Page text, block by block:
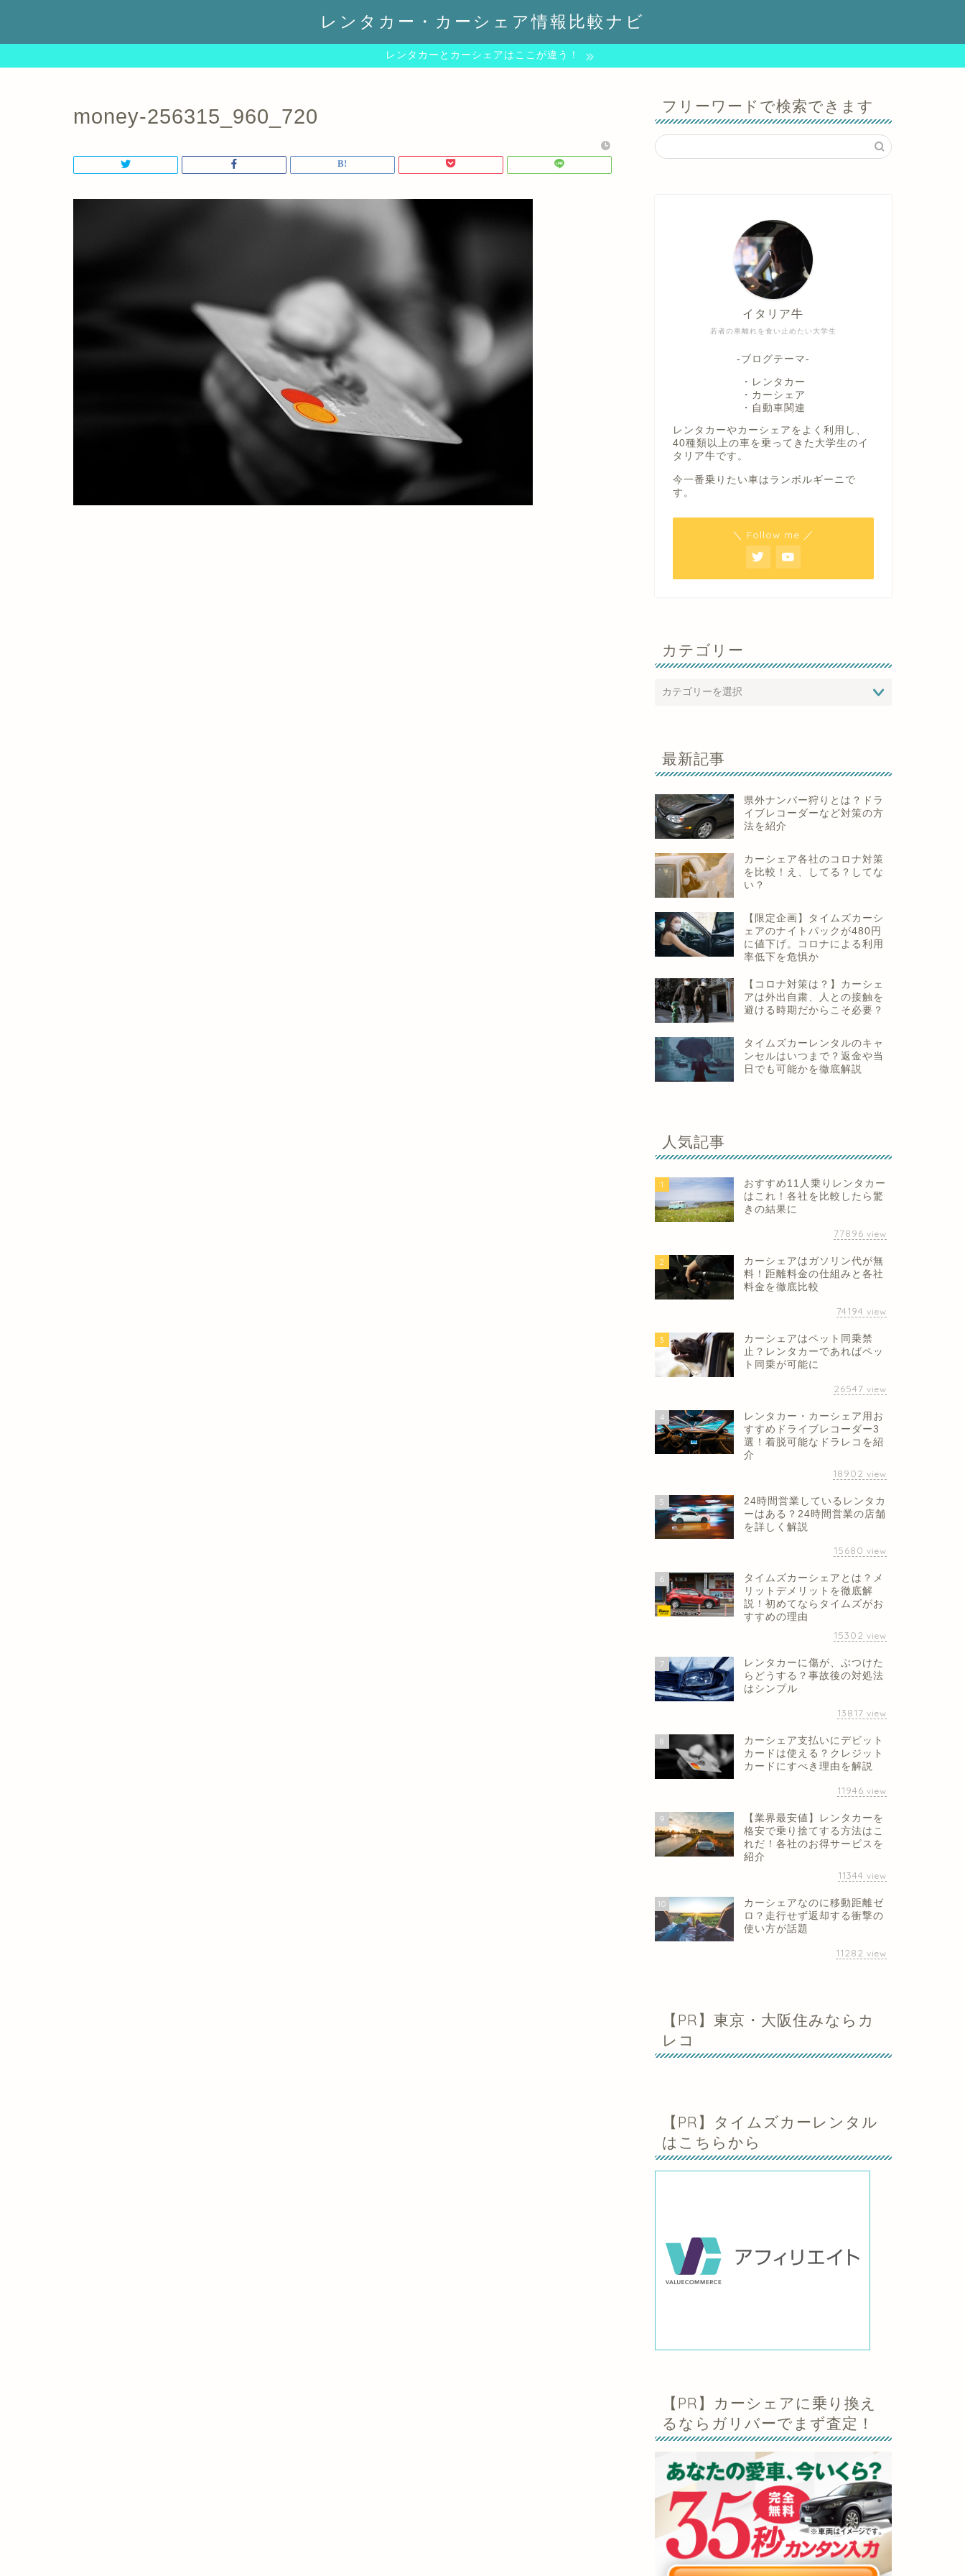
レンタカー・カーシェア情報比較ナビ
レンタカーとカーシェアはここが違う！
money-256315_960_720 フリーワードで検索できます
若者の車離れを食い止めたい大学生
イタリア牛
-ブログテーマ-
・レンタカー
・カーシェア
・自動車関連
レンタカーやカーシェアをよく利用し、
40種類以上の車を乗ってきた大学生のイ
タリア牛です。
今一番乗りたい車はランボルギーニで
す。
＼ Follow me ／
カテゴリー
最新記事
県外ナンバー狩りとは？ドラ
イブレコーダーなど対策の方
法を紹介
カーシェア各社のコロナ対策
を比較！え、してる？してな
い？
【限定企画】タイムズカーシ
ェアのナイトパックが480円
に値下げ。コロナによる利用
率低下を危惧か
【コロナ対策は？】カーシェ
アは外出自粛、人との接触を
避ける時期だからこそ必要？
タイムズカーレンタルのキャ
ンセルはいつまで？返金や当
日でも可能かを徹底解説
人気記事
1
おすすめ11人乗りレンタカー
はこれ！各社を比較したら驚
きの結果に
77896 view
2
カーシェアはガソリン代が無
料！距離料金の仕組みと各社
料金を徹底比較
74194 view
3
カーシェアはペット同乗禁
止？レンタカーであればペッ
ト同乗が可能に
26547 view
4
レンタカー・カーシェア用お
すすめドライブレコーダー3
選！着脱可能なドラレコを紹
介
18902 view
5
24時間営業しているレンタカ
ーはある？24時間営業の店舗
を詳しく解説
15680 view
6
タイムズカーシェアとは？メ
リットデメリットを徹底解
説！初めてならタイムズがお
すすめの理由
15302 view
7
レンタカーに傷が、ぶつけた
らどうする？事故後の対処法
はシンプル
13817 view
8
カーシェア支払いにデビット
カードは使える？クレジット
カードにすべき理由を解説
11946 view
9
【業界最安値】レンタカーを
格安で乗り捨てする方法はこ
れだ！各社のお得サービスを
紹介
11344 view
10
カーシェアなのに移動距離ゼ
ロ？走行せず返却する衝撃の
使い方が話題
11282 view
【PR】東京・大阪住みならカ
レコ
【PR】タイムズカーレンタル
はこちらから
【PR】カーシェアに乗り換え
るならガリバーでまず査定！